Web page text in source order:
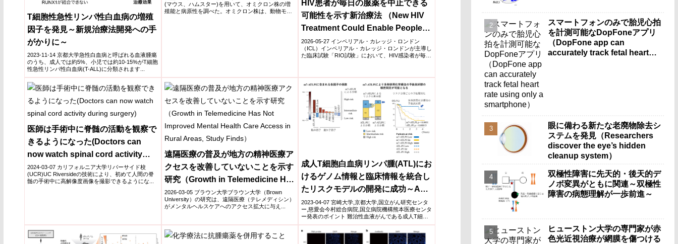
T細胞性急性リンパ性白血病の増殖
因子を発見～新規治療法開発への手
がかりに～
2023-11-14 京都大学急性白血病と呼ばれる血液腫瘍
のうち、成人では約5%、小児では約10-15%がT細胞
性急性リンパ性白血病(T-ALL)に分類されます...
(マウス、ハムスター)を用いて、オミクロン株の増
殖能と病原性を調べた。オミクロン株は、動物モデ
HIV患者が毎日の服薬を中止できる
可能性を示す新治療法 （New HIV
Treatment Could Enable People to
Safely Stop Daily Medication）
2026-05-27 インペリアル・カレッジ・ロンドン
（ICL）インペリアル・カレッジ・ロンドンが主導し
た臨床試験「RIO試験」において、HIV感染者が毎日
医師は手術中に脊髄の活動を観察で
きるようになった(Doctors can
now watch spinal cord activity
during surgery)
2024-03-07 カリフォルニア大学リバーサイド校
(UCR)UC Riversideの技術により、初めて人間の脊
髄の手術中に高解像度画像を撮影できるようにな...
遠隔医療の普及が地方の精神医療ア
クセスを改善していないことを示す
研究（Growth in Telemedicine Has
Not Improved Mental Health Care
Access in Rural Areas, Study
2026-03-05 ブラウン大学ブラウン大学（Brown
University）の研究は、遠隔医療（テレメディシン）
がメンタルヘルスケアへのアクセス拡大に与え...
成人T細胞白血病リンパ腫(ATL)にお
けるゲノム情報と臨床情報を統合し
たリスクモデルの開発に成功～ATL
の個別化医療を推進～
2023-04-07 宮崎大学,京都大学,国立がん研究センタ
ー,慈愛会今村総合病院,国立病院機構熊本医療センタ
ー発表のポイント 難治性血液がんである成人T細胞
白...
スマートフォンのみで胎児心拍
を計測可能なDopFoneアプリ
（DopFone app can
accurately track fetal heart
眼に備わる新たな老廃物除去シ
ステムを発見（Researchers
discover the eye’s hidden
cleanup system）
双極性障害に先天的・後天的デ
ノボ変異がともに関連～双極性
障害の病態理解が一歩前進～
ヒューストン大学の専門家が赤
色光近視治療が網膜を傷つける